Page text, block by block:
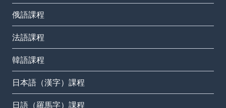
俄語課程
法語課程
韓語課程
日本語（漢字）課程
日語（羅馬字）課程